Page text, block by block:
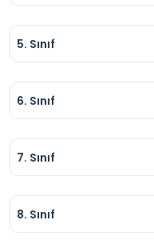
5. Sınıf
6. Sınıf
7. Sınıf
8. Sınıf